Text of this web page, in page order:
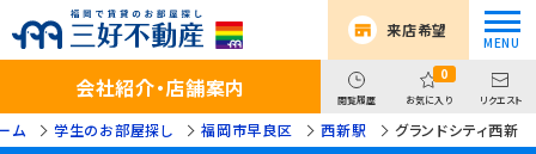
来店希望
会社紹介・店舗案内 閲覧履歴
0
お気に入り リクエスト
ム 学生のお部屋探し 福岡市早良区 西新駅 グランドシティ西新